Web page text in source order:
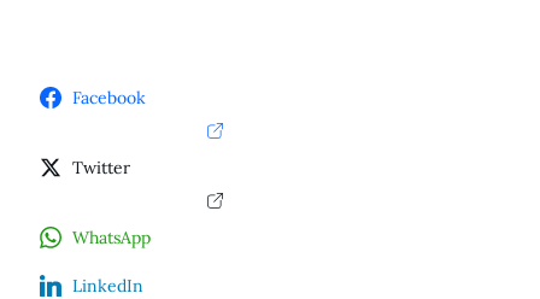
Facebook
Twitter
WhatsApp
LinkedIn